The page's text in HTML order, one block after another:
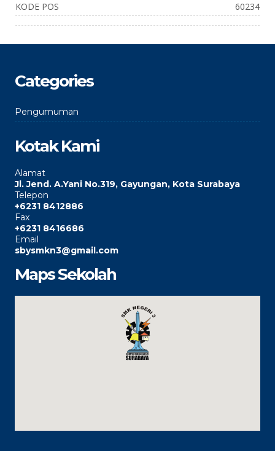
KODE POS
60234
Categories
Pengumuman
Kotak Kami
Alamat
Jl. Jend. A.Yani No.319, Gayungan, Kota Surabaya
Telepon
+6231 8412886
Fax
+6231 8416686
Email
sbysmkn3@gmail.com
Maps Sekolah